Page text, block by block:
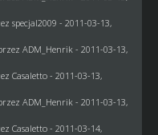
specjal2009 - 2011-03-13,
ADM_Henrik - 2011-03-13,
Casaletto- 2011-03-13,
ADM_Henrik - 2011-03-13,
Casaletto- 2011-03-14,